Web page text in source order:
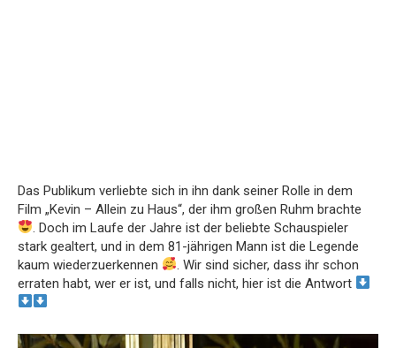
Das Publikum verliebte sich in ihn dank seiner Rolle in dem
Film „Kevin – Allein zu Haus“, der ihm großen Ruhm brachte
. Doch im Laufe der Jahre ist der beliebte Schauspieler
stark gealtert, und in dem 81-jährigen Mann ist die Legende
kaum wiederzuerkennen
. Wir sind sicher, dass ihr schon
erraten habt, wer er ist, und falls nicht, hier ist die Antwort